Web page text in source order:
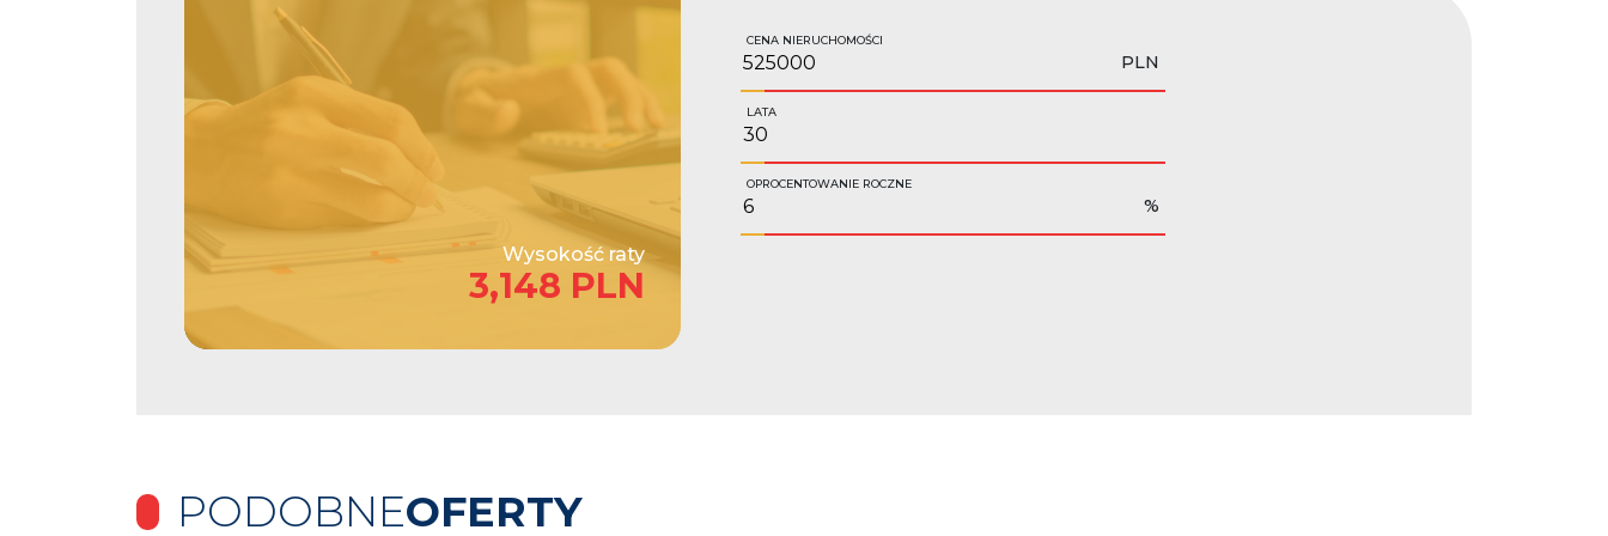
Wysokość raty
3,148 PLN
CENA NIERUCHOMOŚCI
PLN
LATA
OPROCENTOWANIE ROCZNE
%
PODOBNEOFERTY